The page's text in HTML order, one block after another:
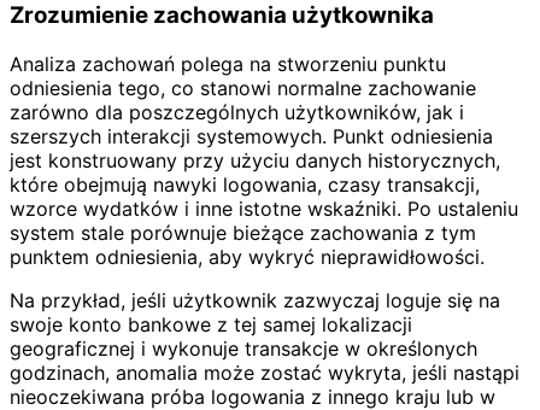
Zrozumienie zachowania użytkownika
Analiza zachowań polega na stworzeniu punktu
odniesienia tego, co stanowi normalne zachowanie
zarówno dla poszczególnych użytkowników, jak i
szerszych interakcji systemowych. Punkt odniesienia
jest konstruowany przy użyciu danych historycznych,
które obejmują nawyki logowania, czasy transakcji,
wzorce wydatków i inne istotne wskaźniki. Po ustaleniu
system stale porównuje bieżące zachowania z tym
punktem odniesienia, aby wykryć nieprawidłowości.
Na przykład, jeśli użytkownik zazwyczaj loguje się na
swoje konto bankowe z tej samej lokalizacji
geograficznej i wykonuje transakcje w określonych
godzinach, anomalia może zostać wykryta, jeśli nastąpi
nieoczekiwana próba logowania z innego kraju lub w